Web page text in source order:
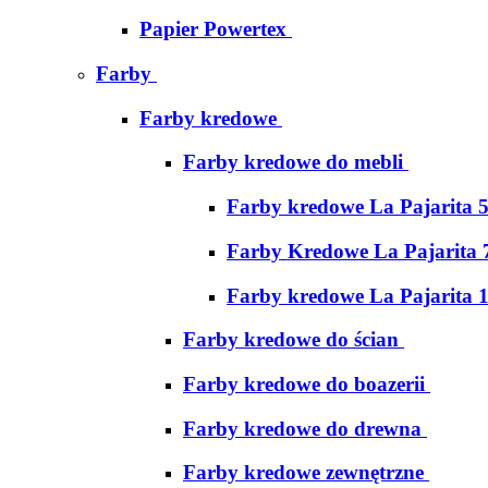
Papier Powertex
Farby
Farby kredowe
Farby kredowe do mebli
Farby kredowe La Pajarita
Farby Kredowe La Pajarita
Farby kredowe La Pajarita
Farby kredowe do ścian
Farby kredowe do boazerii
Farby kredowe do drewna
Farby kredowe zewnętrzne